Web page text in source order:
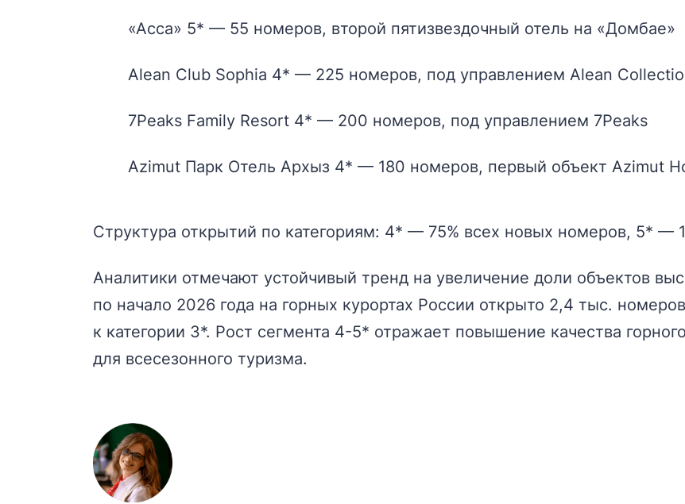
«Асса» 5* — 55 номеров, второй пятизвездочный отель на «Домбае»
Alean Club Sophia 4* — 225 номеров, под управлением Alean
7Peaks Family Resort 4* — 200 номеров, под управлением 7Peaks
Azimut Парк Отель Архыз 4* — 180 номеров, первый объект Azimut
Структура открытий по категориям: 4* — 75% всех новых номеров, 5* —
Аналитики отмечают устойчивый тренд на увеличение доли объектов
по начало 2026 года на горных курортах России открыто 2,4 тыс.
к категории 3*. Рост сегмента 4-5* отражает повышение качества
для всесезонного туризма.